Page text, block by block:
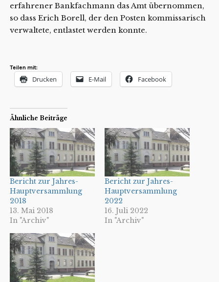
erfahrener Bankfachmann das Amt übernommen,
so dass Erich Borell, der den Posten kommissarisch
verwaltete, entlastet werden konnte.
Teilen mit:
Drucken E-Mail Facebook
Ähnliche Beiträge
Bericht zur Jahres-
Hauptversammlung
2018
13. Mai 2018
In "Archiv"
Bericht zur Jahres-
Hauptversammlung
2022
16. Juli 2022
In "Archiv"